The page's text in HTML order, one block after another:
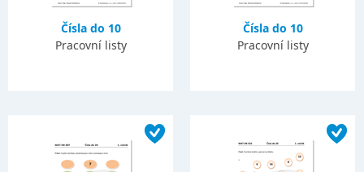
Čísla do 10
Pracovní listy
Čísla do 10
Pracovní listy